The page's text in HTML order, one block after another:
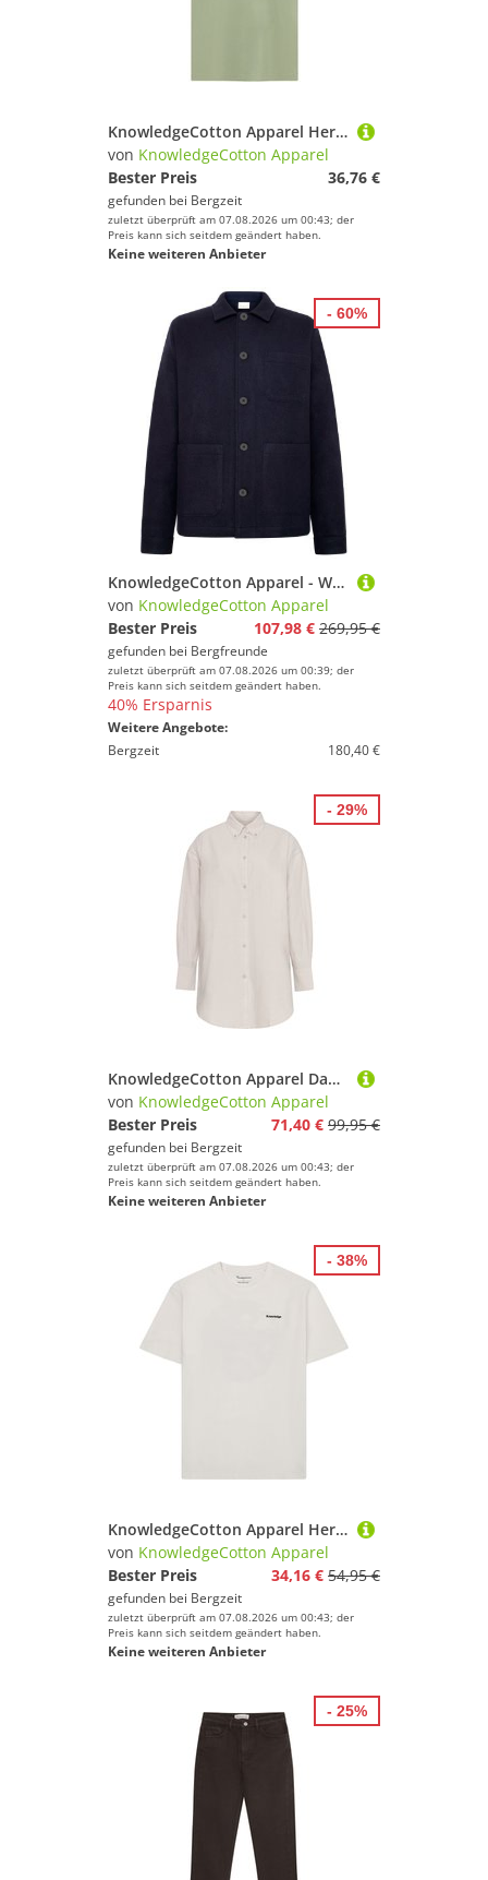
KnowledgeCotton Apparel Herren Loke Badge T-Shirt
von KnowledgeCotton Apparel
Bester Preis
36,76 €
gefunden bei Bergzeit
zuletzt überprüft am 07.08.2026 um 00:43; der
Preis kann sich seitdem geändert haben.
Keine weiteren Anbieter
KnowledgeCotton Apparel - Wool overshirt - RWS - Freizeitjacke Gr XL blau
von KnowledgeCotton Apparel
Bester Preis
107,98 € 269,95 €
gefunden bei Bergfreunde
zuletzt überprüft am 07.08.2026 um 00:39; der
Preis kann sich seitdem geändert haben.
40% Ersparnis
Weitere Angebote:
Bergzeit
180,40 €
- 60%
KnowledgeCotton Apparel Damen Oxford Loose Fit Bluse
von KnowledgeCotton Apparel
Bester Preis
71,40 € 99,95 €
gefunden bei Bergzeit
zuletzt überprüft am 07.08.2026 um 00:43; der
Preis kann sich seitdem geändert haben.
Keine weiteren Anbieter
- 29%
KnowledgeCotton Apparel Herren Back Print T-Shirt
von KnowledgeCotton Apparel
Bester Preis
34,16 € 54,95 €
gefunden bei Bergzeit
zuletzt überprüft am 07.08.2026 um 00:43; der
Preis kann sich seitdem geändert haben.
Keine weiteren Anbieter
- 38%
- 25%